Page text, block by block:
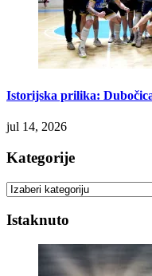
Istorijska prilika:
jul 14, 2026
Kategorije
Kategorije
Istaknuto